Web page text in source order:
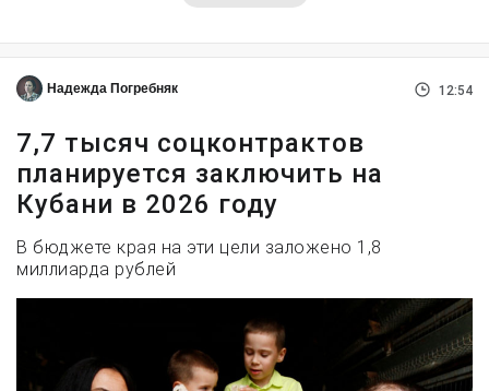
Надежда Погребняк 12:54
7,7 тысяч соцконтрактов
планируется заключить на
Кубани в 2026 году
В бюджете края на эти цели заложено 1,8
миллиарда рублей